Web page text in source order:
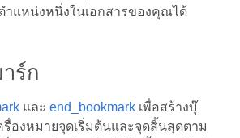
ำแหน่งหนึ่งในเอกสารของคุณได้
ร์ก
และ end_bookmarkเพื่อสร้างบุ๊
รื่องหมายจุดเริ่มต้นและจุดสิ้นสุดตาม